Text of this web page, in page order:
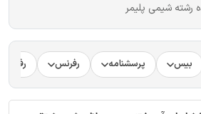
رشته شیمی پلیمر
بیس پرسشنامه رفرنس